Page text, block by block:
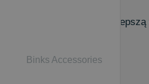
Binks Accessories
materiału, zapewniając lepszą
pozycji każda